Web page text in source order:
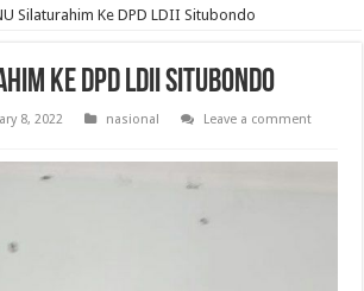
Silaturahim Ke DPD LDII Situbondo
Ke DPD LDII Situbondo
8, 2022 nasional
Leave a comment